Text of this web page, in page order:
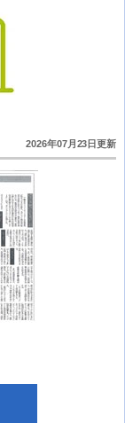
2026年07月23日更新